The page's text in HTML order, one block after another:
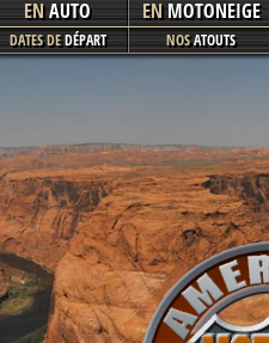
ENAUTO ENMOTONEIGE
DATES DEDÉPART NOSATOUTS